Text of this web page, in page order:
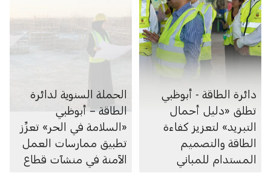
دائرة الطاقة - أبوظبي
تطلق «دليل أحمال
التبريد» لتعزيز كفاءة
الطاقة والتصميم
المستدام للمباني
الحملة السنوية لدائرة
الطاقة – أبوظبي
«السلامة في الحر» تعزِّز
تطبيق ممارسات العمل
الآمنة في منشآت قطاع